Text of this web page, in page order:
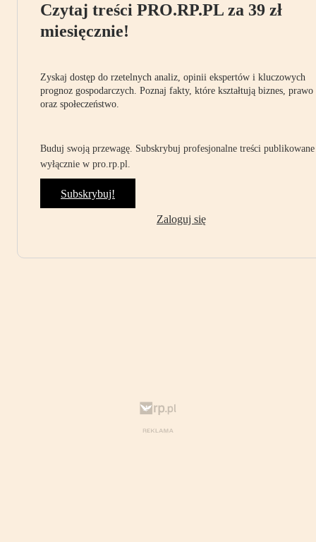
Czytaj treści PRO.RP.PL za 39 zł
miesięcznie!
Zyskaj dostęp do rzetelnych analiz, opinii ekspertów i kluczowych
prognoz gospodarczych. Poznaj fakty, które kształtują biznes, prawo
oraz społeczeństwo.
Buduj swoją przewagę. Subskrybuj profesjonalne treści publikowane
wyłącznie w pro.rp.pl.
Subskrybuj!
Zaloguj się